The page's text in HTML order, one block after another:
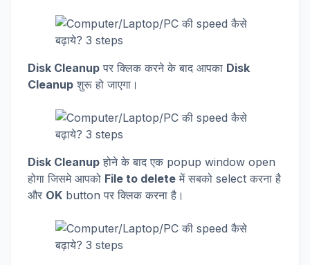
Disk Cleanup पर क्लिक करने के बाद आपका Disk
Cleanup शुरू हो जाएगा।
Disk Cleanup होने के बाद एक popup window open
होगा जिसमे आपको File to delete में सबको select करना है
और OK button पर क्लिक करना है।